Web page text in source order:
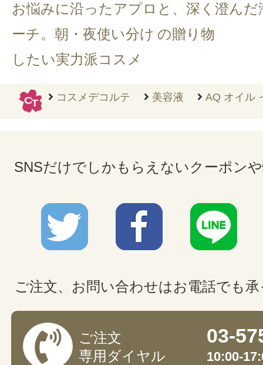
お悩みに沿ったアプロ
ーチ。朝・夜使い分け
したい実力派コスメ
と、深く澄んだ
の贈り物
コスメデコルテ 美容液 AQ オイル
SNSだけでしかもらえないクーポン
ご注文、お問い合わせはお電話でも
ご注文
専用ダイヤル
03-
10:00-